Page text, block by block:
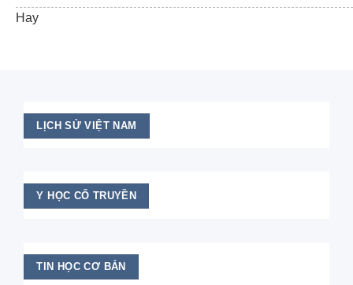
Hay
LỊCH SỬ VIỆT NAM
Y HỌC CỔ TRUYỀN
TIN HỌC CƠ BẢN